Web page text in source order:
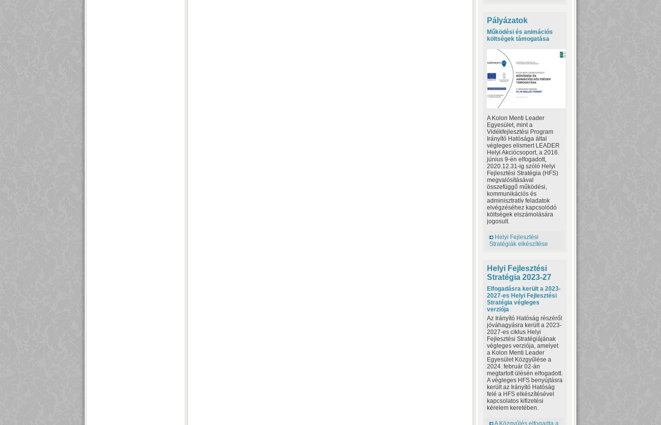
Pályázatok
Működési és animációs
költségek támogatása
A Kolon Menti Leader
Egyesület, mint a
Vidékfejlesztési Program
Irányító Hatósága által
végleges elismert LEADER
Helyi Akciócsoport, a 2016.
június 9-én elfogadott,
2020.12.31-ig szóló Helyi
Fejlesztési Stratégia (HFS)
megvalósításával
összefüggő működési,
kommunikációs és
adminisztratív feladatok
elvégzéséhez kapcsolódó
költségek elszámolására
jogosult.
Helyi Fejlesztési
Stratégiák elkészítése
Helyi Fejlesztési
Stratégia 2023-27
Elfogadásra került a 2023-
2027-es Helyi Fejlesztési
Stratégia végleges
verziója
Az Irányító Hatóság részéről
jóváhagyásra került a 2023-
2027-es ciklus Helyi
Fejlesztési Stratégiájának
végleges verziója, amelyet
a Kolon Menti Leader
Egyesület Közgyűlése a
2024. február 02-án
megtartott ülésén elfogadott.
A végleges HFS benyújtásra
került az Irányító Hatóság
felé a HFS elkészítésével
kapcsolatos kifizetési
kérelem keretében.
A Közgyűlés elfogadta a